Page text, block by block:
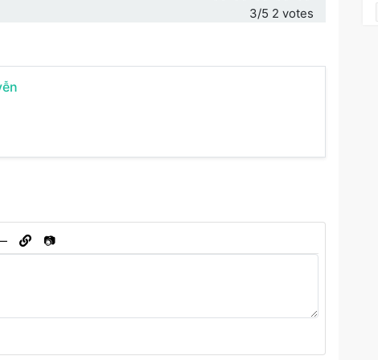
3/5 2 votes
📷